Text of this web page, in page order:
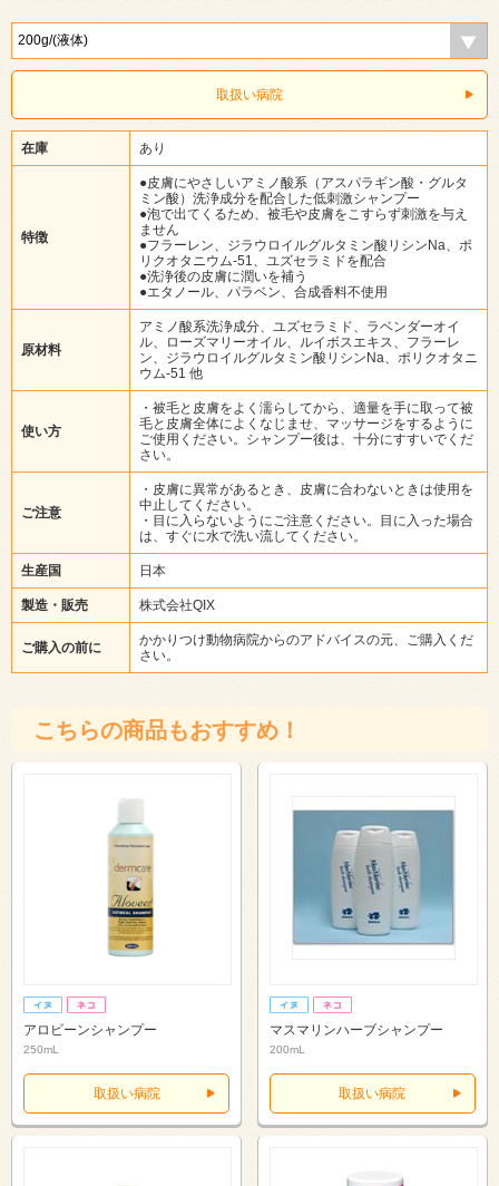
取扱い病院
在庫 あり
特徴
●皮膚にやさしいアミノ酸系（アスパラギン酸・グルタ
ミン酸）洗浄成分を配合した低刺激シャンプー
●泡で出てくるため、被毛や皮膚をこすらず刺激を与え
ません
●フラーレン、ジラウロイルグルタミン酸リシンNa、ポ
リクオタニウム‐51、ユズセラミドを配合
●洗浄後の皮膚に潤いを補う
●エタノール、パラベン、合成香料不使用
原材料
アミノ酸系洗浄成分、ユズセラミド、ラベンダーオイ
ル、ローズマリーオイル、ルイボスエキス、フラーレ
ン、ジラウロイルグルタミン酸リシンNa、ポリクオタニ
ウム‐51 他
使い方
・被毛と皮膚をよく濡らしてから、適量を手に取って被
毛と皮膚全体によくなじませ、マッサージをするように
ご使用ください。シャンプー後は、十分にすすいでくだ
さい。
ご注意
・皮膚に異常があるとき、皮膚に合わないときは使用を
中止してください。
・目に入らないようにご注意ください。目に入った場合
は、すぐに水で洗い流してください。
生産国 日本
製造・販売 株式会社QIX
ご購入の前に
かかりつけ動物病院からのアドバイスの元、ご購入くだ
さい。
こちらの商品もおすすめ！
アロビーンシャンプー
250mL
取扱い病院
マスマリンハーブシャンプー
200mL
取扱い病院